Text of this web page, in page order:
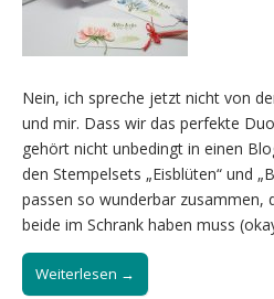
Nein, ich spreche jetzt nicht von
und mir. Dass wir das perfekte
gehört nicht unbedingt in einen
den Stempelsets „Eisblüten“ und
passen so wunderbar zusammen,
beide im Schrank haben muss
Weiterlesen →